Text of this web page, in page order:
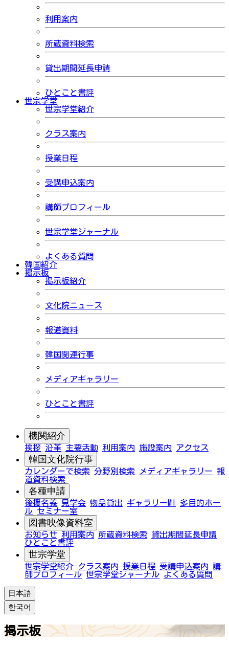
利用案内
所蔵資料検索
貸出期間延長申請
ひとこと書評
世宗学堂
世宗学堂紹介
クラス案内
授業日程
受講申込案内
講師プロフィール
世宗学堂ジャーナル
よくある質問
韓国紹介
掲示板
掲示板紹介
文化院ニュース
報道資料
韓国関連行事
メディアギャラリー
ひとこと書評
機関紹介
挨拶 沿革 主要活動 利用案内 施設案内 アクセス
韓国文化院行事
カレンダーで検索 分野別検索 メディアギャラリー 報
道資料検索
各種申請
後援名義 見学会 物品貸出 ギャラリーMI
多目的ホー
ル セミナー室
図書映像資料室
お知らせ 利用案内 所蔵資料検索
貸出期間延長申請
ひとこと書評
世宗学堂
世宗学堂紹介 クラス案内 授業日程 受講申込案内 講
師プロフィール 世宗学堂ジャーナル よくある質問
日本語
한국어
掲示板